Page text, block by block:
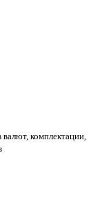
комплектации,